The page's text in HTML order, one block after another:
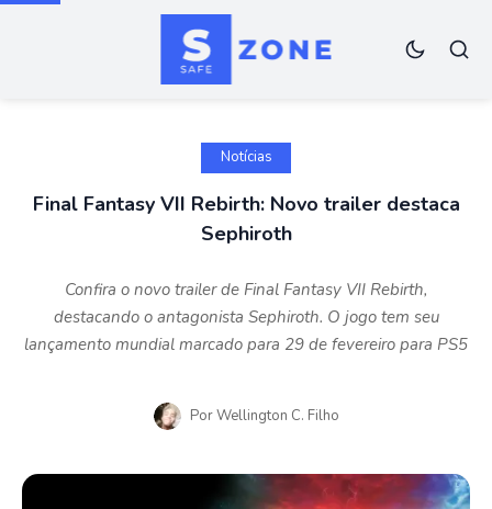
Notícias
Final Fantasy VII Rebirth: Novo trailer destaca
Sephiroth
Confira o novo trailer de Final Fantasy VII Rebirth,
destacando o antagonista Sephiroth. O jogo tem seu
lançamento mundial marcado para 29 de fevereiro para PS5
PorWellington C. Filho